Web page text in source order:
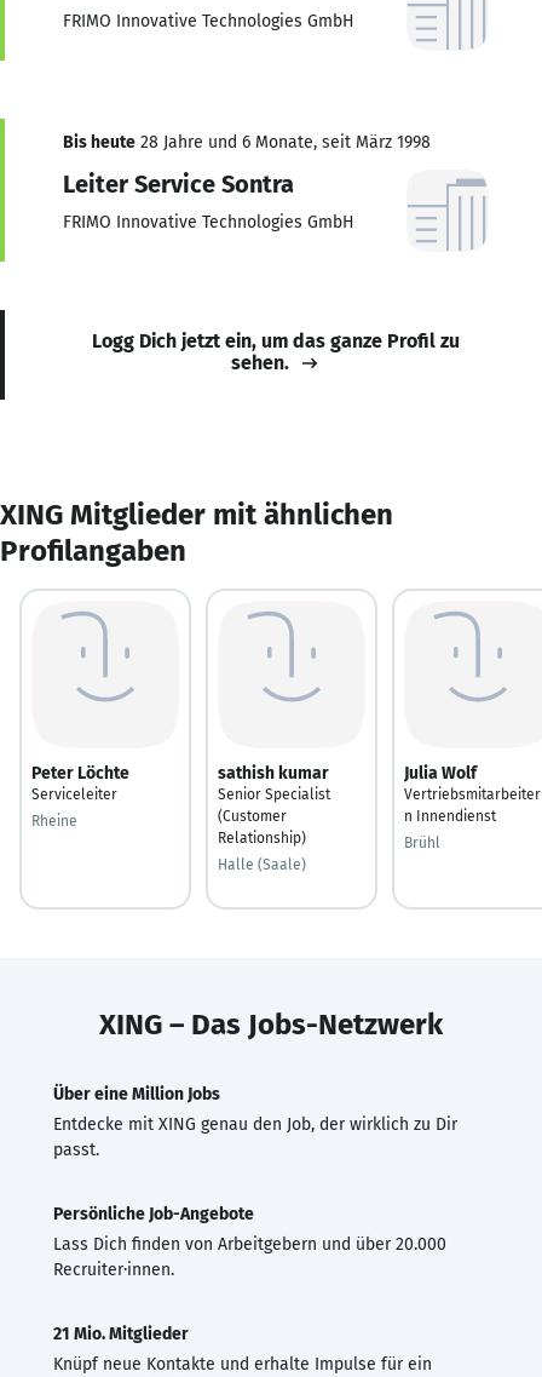
FRIMO Innovative Technologies GmbH
Bis heute 28 Jahre und 6 Monate, seit März 1998
Leiter Service Sontra
FRIMO Innovative Technologies GmbH
Logg Dich jetzt ein, um das ganze Profil zu
sehen.
XING Mitglieder mit ähnlichen
Profilangaben
Peter Löchte
Serviceleiter
Rheine
sathish kumar
Senior Specialist
(Customer
Relationship)
Halle (Saale)
Julia Wolf
n Innendienst
Brühl
XING – Das Jobs-Netzwerk
Über eine Million Jobs
Entdecke mit XING genau den Job, der wirklich zu Dir
passt.
Persönliche Job-Angebote
Lass Dich finden von Arbeitgebern und über 20.000
Recruiter·innen.
21 Mio. Mitglieder
Knüpf neue Kontakte und erhalte Impulse für ein